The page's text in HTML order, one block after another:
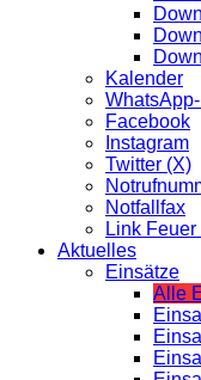
Kalender
WhatsApp-
Facebook
Instagram
Twitter (X)
Notfallfax
Link Feuer
Aktuelles
Einsätze
Alle